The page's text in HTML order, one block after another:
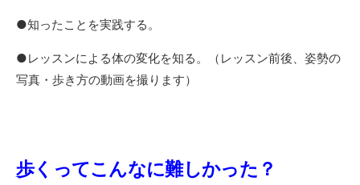
●知ったことを実践する。
●レッスンによる体の変化を知る。（レッスン前後、姿勢の
写真・歩き方の動画を撮ります）
歩くってこんなに難しかった？